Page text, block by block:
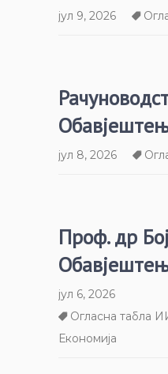
јул 9, 2026
јул 8, 2026
Проф. др
јул 6, 2026
Огласна табла
Економија